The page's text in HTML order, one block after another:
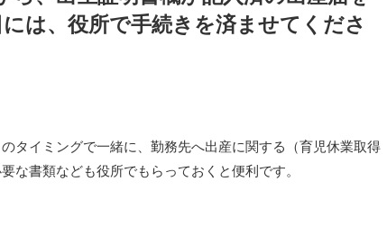
は、役所で手続きを済ませてくださ
タイミングで一緒に、勤務先へ出産に関する（育児休業取得
な書類なども役所でもらっておくと便利です。